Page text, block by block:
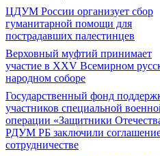
ЦДУМ России организует сбор
гуманитарной помощи для
пострадавших палестинцев
Верховный муфтий принимает
участие в XXV Всемирном
народном соборе
Государственный фонд
участников специальной
операции «Защитники
РДУМ РБ заключили
сотрудничестве